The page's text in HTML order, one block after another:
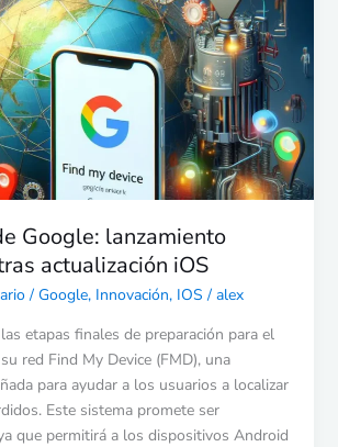
Google: lanzamiento
actualización iOS
/ Google, Innovación, IOS / alex
etapas finales de preparación para el
red Find My Device (FMD), una
para ayudar a los usuarios a localizar
Este sistema promete ser
que permitirá a los dispositivos Android